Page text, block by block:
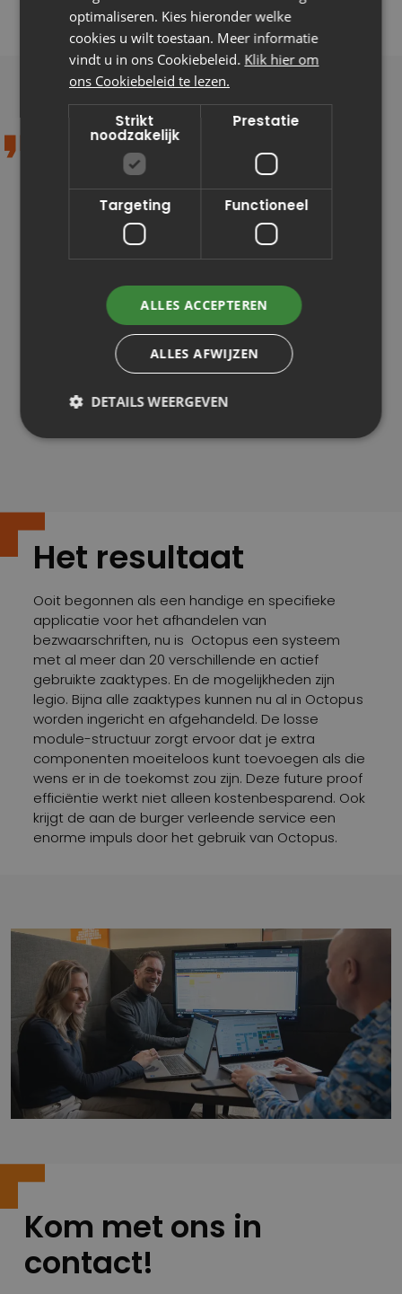
rondom juridische zaken
In het begin, 5 jaar
geleden, werden er al
bijna 12.000
bezwaarschriften, zo'n
2.800
beroepsprocedures en
600 adviezen digitaal
afgehandeld met
Octopus. Dat is
ontzettend veel als je
dat met andere grote
Het resultaat
Ooit begonnen als een handige en specifieke
applicatie voor het afhandelen van
bezwaarschriften, nu is Octopus een systeem
met al meer dan 20 verschillende en actief
gebruikte zaaktypes. En de mogelijkheden zijn
legio. Bijna alle zaaktypes kunnen nu al in Octopus
worden ingericht en afgehandeld. De losse
module-structuur zorgt ervoor dat je extra
componenten moeiteloos kunt toevoegen als die
wens er in de toekomst zou zijn. Deze future proof
efficiëntie werkt niet alleen kostenbesparend. Ook
krijgt de aan de burger verleende service een
enorme impuls door het gebruik van Octopus.
Kom met ons in
contact!
optimaliseren. Kies hieronder welke
cookies u wilt toestaan. Meer informatie
vindt u in ons Cookiebeleid. Klik hier om
ons Cookiebeleid te lezen.
Strikt
noodzakelijk
Prestatie
Targeting Functioneel
ALLES ACCEPTEREN
ALLES AFWIJZEN
DETAILS WEERGEVEN